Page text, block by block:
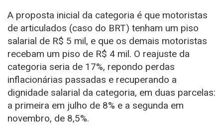
A proposta inicial da categoria é que motoristas
de articulados (caso do BRT) tenham um piso
salarial de R$ 5 mil, e que os demais motoristas
recebam um piso de R$ 4 mil. O reajuste da
categoria seria de 17%, repondo perdas
inflacionárias passadas e recuperando a
dignidade salarial da categoria, em duas parcelas:
a primeira em julho de 8% e a segunda em
novembro, de 8,5%.